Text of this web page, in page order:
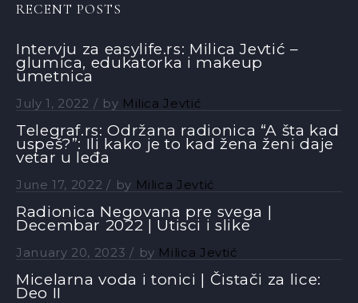
RECENT POSTS
Intervju za easylife.rs: Milica Jevtić –
glumica, edukatorka i makeup
umetnica
July 1, 2022 by Milica Jevtić
Telegraf.rs: Održana radionica “A šta kad
uspeš?”: Ili kako je to kad žena ženi daje
vetar u leđa
June 17, 2022 by Milica Jevtić
Radionica Negovana pre svega |
Decembar 2022 | Utisci i slike
January 20, 2023 by Milica Jevtić
Micelarna voda i tonici | Čistači za lice:
Deo II